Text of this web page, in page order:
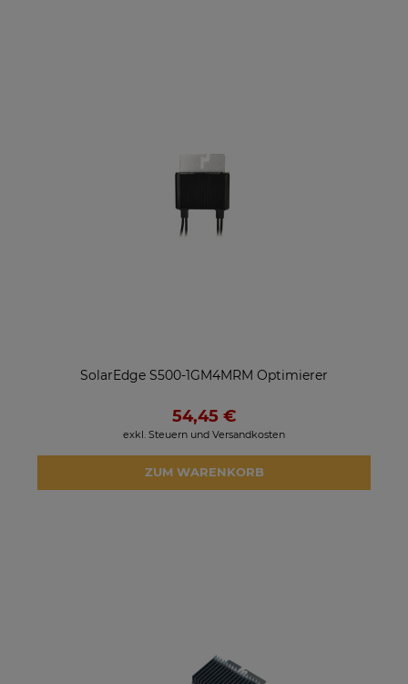
SolarEdge S500-1GM4MRM Optimierer
54,45 €
exkl. Steuern und Versandkosten
ZUM WARENKORB